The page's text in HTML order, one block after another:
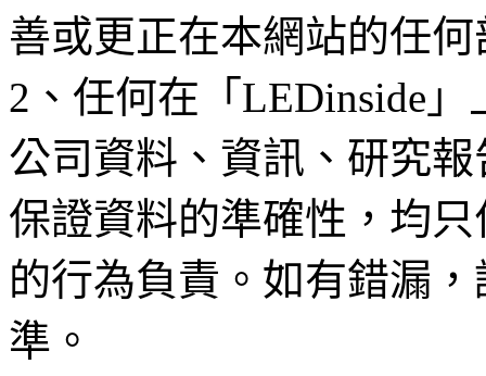
善或更正在本網站的任
2、任何在「LEDinside
公司資料、資訊、研究
保證資料的準確性，均
的行為負責。如有錯漏
準。